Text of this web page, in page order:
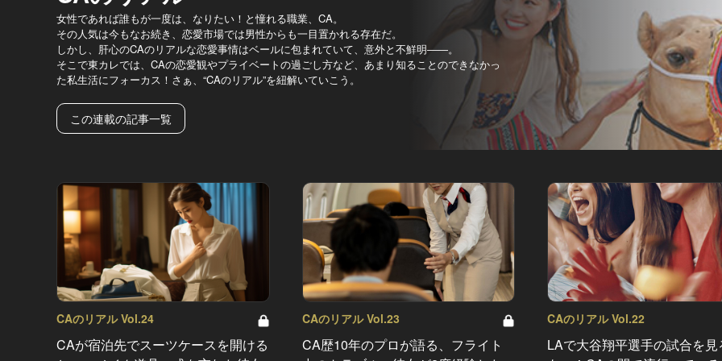
女性であれば誰もが一度は、なりたい！と憧れる職業、CA。
その人気は今もなお続き、恋愛市場では男性からも一目置かれる存在だ。
しかし、肝心のCAのリアルな恋愛事情はベールに包まれていて、意外と不鮮明――。
そこで東カレでは、CAの恋愛観やプライベートの過ごし方など、あまり知ることのできなかっ
た私生活にフォーカス！さぁ、“CAのリアル”を紐解いていこう。
この連載の記事一覧
CAのリアル Vol.24
CAが宿泊先でスーツケースを開ける
CAのリアル Vol.23
CA歴10年のプロが語る、フライト
CAのリアル Vol.22
LAで大谷翔平選手の試合を